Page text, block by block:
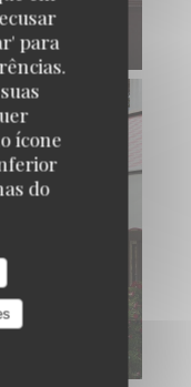
para
ícone
do